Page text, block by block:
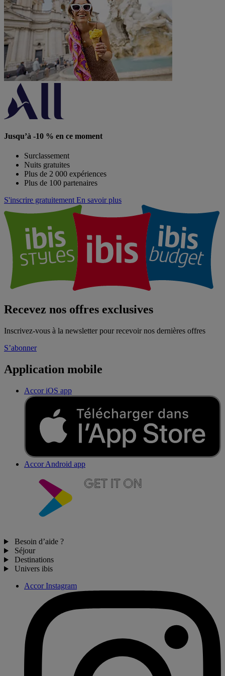
Jusqu’à -10 % en ce moment
Surclassement
Nuits gratuites
Plus de 2 000 expériences
Plus de 100 partenaires
S'inscrire gratuitement En savoir plus
Recevez nos offres exclusives
Inscrivez-vous à la newsletter pour recevoir nos dernières offres
S’abonner
Application mobile
Accor iOS app
Accor Android app
Besoin d’aide ?
Séjour
Destinations
Univers ibis
Accor Instagram